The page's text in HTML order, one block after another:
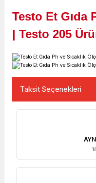
Testo Et Gıda
| Testo 205
Taksit Seçenekleri